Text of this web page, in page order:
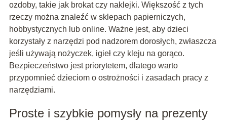
ozdoby, takie jak brokat czy naklejki. Większość z tych
rzeczy można znaleźć w sklepach papierniczych,
hobbystycznych lub online. Ważne jest, aby dzieci
korzystały z narzędzi pod nadzorem dorosłych, zwłaszcza
jeśli używają nożyczek, igieł czy kleju na gorąco.
Bezpieczeństwo jest priorytetem, dlatego warto
przypomnieć dzieciom o ostrożności i zasadach pracy z
narzędziami.
Proste i szybkie pomysły na prezenty